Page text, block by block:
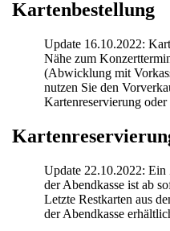
Kartenbestellung
Update 16.10.2022:
Nähe zum
(Abwicklung mit
nutzen Sie den
Kartenreservierung oder
Update 22.10.2022:
der Abendkasse ist ab
Letzte Restkarten aus
der Abendkasse